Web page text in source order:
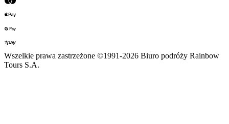
Wszelkie prawa zastrzeżone ©1991-2026 Biuro podróży Rainbow
Tours S.A.